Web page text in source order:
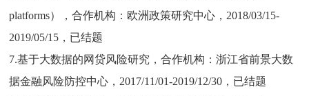
platforms），合作机构：欧洲政策研究中心，2018/03/15-
2019/05/15，已结题
7.基于大数据的网贷风险研究，合作机构：浙江省前景大数
据金融风险防控中心，2017/11/01-2019/12/30，已结题